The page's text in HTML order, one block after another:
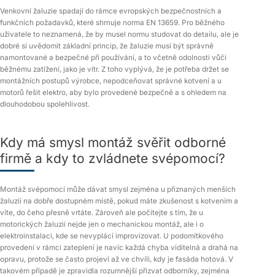
Venkovní žaluzie spadají do rámce evropských bezpečnostních a
funkčních požadavků, které shrnuje norma EN 13659. Pro běžného
uživatele to neznamená, že by musel normu studovat do detailu, ale je
dobré si uvědomit základní princip, že žaluzie musí být správně
namontované a bezpečné při používání, a to včetně odolnosti vůči
běžnému zatížení, jako je vítr. Z toho vyplývá, že je potřeba držet se
montážních postupů výrobce, nepodceňovat správné kotvení a u
motorů řešit elektro, aby bylo provedené bezpečně a s ohledem na
dlouhodobou spolehlivost.
Kdy má smysl montáž svěřit odborné
firmě a kdy to zvládnete svépomocí?
Montáž svépomocí může dávat smysl zejména u přiznaných menších
žaluzií na dobře dostupném místě, pokud máte zkušenost s kotvením a
víte, do čeho přesně vrtáte. Zároveň ale počítejte s tím, že u
motorických žaluzií nejde jen o mechanickou montáž, ale i o
elektroinstalaci, kde se nevyplácí improvizovat. U podomítkového
provedení v rámci zateplení je navíc každá chyba viditelná a drahá na
opravu, protože se často projeví až ve chvíli, kdy je fasáda hotová. V
takovém případě je zpravidla rozumnější přizvat odborníky, zejména